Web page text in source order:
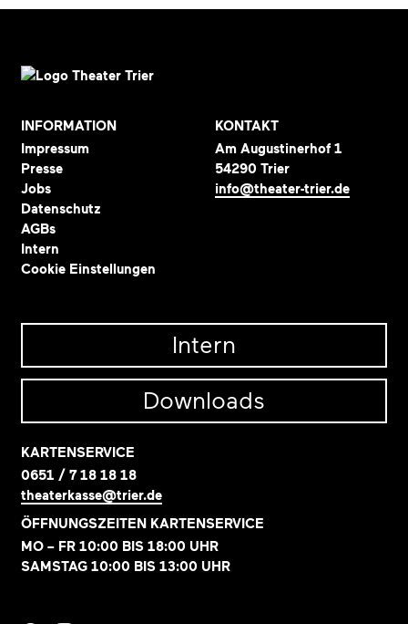
INFORMATION
Impressum
Presse
Jobs
Datenschutz
AGBs
Intern
Cookie Einstellungen
KONTAKT
Am Augustinerhof 1
54290 Trier
info@theater-trier.de
Intern
Downloads
KARTENSERVICE
0651 / 7 18 18 18
theaterkasse@trier.de
ÖFFNUNGSZEITEN KARTENSERVICE
MO – FR 10:00 BIS 18:00 UHR
SAMSTAG 10:00 BIS 13:00 UHR